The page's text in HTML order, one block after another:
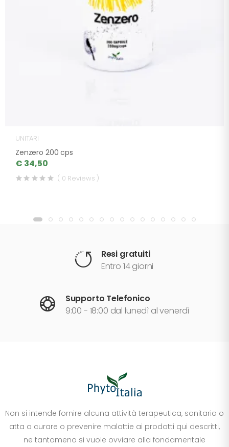
UNITARI
Zenzero 200 cps
€ 34,50
( 0 Reviews )
Resi gratuiti
Entro 14 giorni
Supporto Telefonico
9:00 - 18:00 dal lunedì al venerdì
Non si intende fornire alcuna attività terapeutica, sanitaria o
atta a curare o prevenire malattie ai prodotti qui descritti,
ne tantomeno si vuole ovviare alla fondamentale